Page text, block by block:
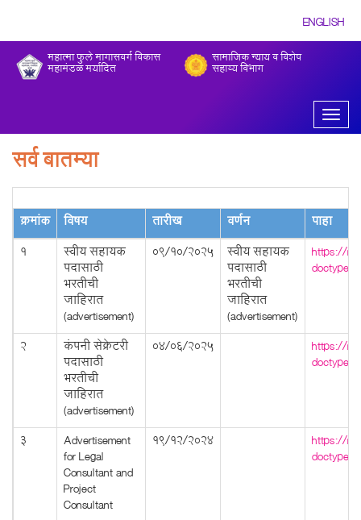
ENGLISH
महात्मा फुले मागासवर्ग विकास
महामंडळ मर्यादित
सामाजिक न्याय व विशेष
सहाय्य विभाग
सर्व बातम्या
क्रमांक विषय तारीख वर्णन
पाहा
1
स्वीय सहायक
पदासाठी
भरतीची
जाहिरात
(advertisement)
09/10/2025 स्वीय सहायक
पदासाठी
भरतीची
जाहिरात
(advertisement)
https://
2 कंपनी सेक्रेटरी
पदासाठी
भरतीची
जाहिरात
(advertisement)
04/06/2025 https://
3 Advertisement
for Legal
Consultant and
Project
Consultant
19/12/2024 https://